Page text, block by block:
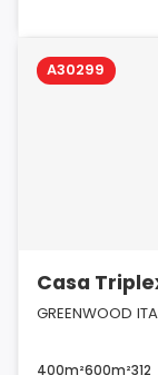
A30299
Casa
GREENWOOD
400m²600m²312